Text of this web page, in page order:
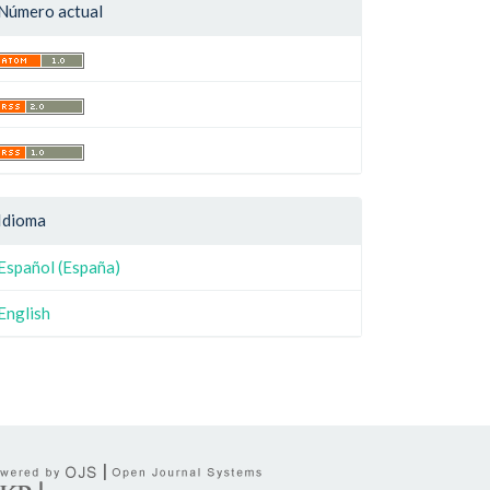
actual
(España)